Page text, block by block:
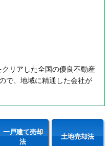
リアした全国の優良不動産
で、地域に精通した会社が
一戸建て売却
法
土地売却法